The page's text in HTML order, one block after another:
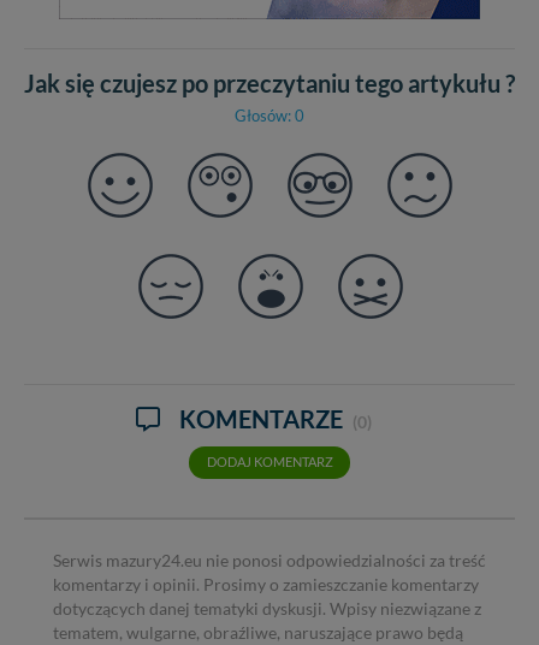
Jak się czujesz po przeczytaniu tego artykułu ?
Głosów: 0
KOMENTARZE (0)
DODAJ KOMENTARZ
Serwis mazury24.eu nie ponosi odpowiedzialności za treść
komentarzy i opinii. Prosimy o zamieszczanie komentarzy
dotyczących danej tematyki dyskusji. Wpisy niezwiązane z
tematem, wulgarne, obraźliwe, naruszające prawo będą